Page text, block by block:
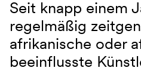
M.Bassy
Seit knapp einem
regelmäßig
afrikanische oder
beeinflusste